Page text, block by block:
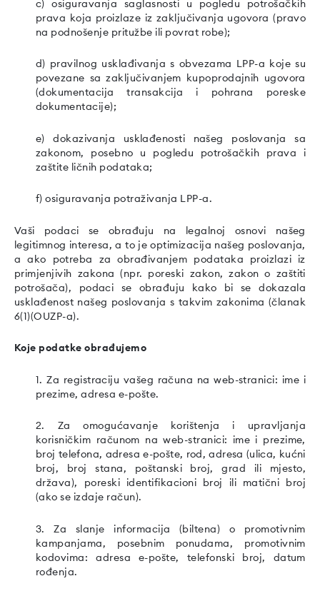
c) osiguravanja saglasnosti u pogledu potrošačkih
prava koja proizlaze iz zaključivanja ugovora (pravo
na podnošenje pritužbe ili povrat robe);
d) pravilnog usklađivanja s obvezama LPP-a koje su
povezane sa zaključivanjem kupoprodajnih ugovora
(dokumentacija transakcija i pohrana poreske
dokumentacije);
e) dokazivanja usklađenosti našeg poslovanja sa
zakonom, posebno u pogledu potrošačkih prava i
zaštite ličnih podataka;
f) osiguravanja potraživanja LPP-a.
Vaši podaci se obrađuju na legalnoj osnovi našeg
legitimnog interesa, a to je optimizacija našeg poslovanja,
a ako potreba za obrađivanjem podataka proizlazi iz
primjenjivih zakona (npr. poreski zakon, zakon o zaštiti
potrošača), podaci se obrađuju kako bi se dokazala
usklađenost našeg poslovanja s takvim zakonima (članak
6(1)(OUZP-a).
Koje podatke obrađujemo
1. Za registraciju vašeg računa na web-stranici: ime i
prezime, adresa e-pošte.
2. Za omogućavanje korištenja i upravljanja
korisničkim računom na web-stranici: ime i prezime,
broj telefona, adresa e-pošte, rod, adresa (ulica, kućni
broj, broj stana, poštanski broj, grad ili mjesto,
država), poreski identifikacioni broj ili matični broj
(ako se izdaje račun).
3. Za slanje informacija (biltena) o promotivnim
kampanjama, posebnim ponudama, promotivnim
kodovima: adresa e-pošte, telefonski broj, datum
rođenja.